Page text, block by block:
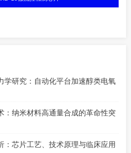
学研究：自动化平台加速醇类电氧
：纳米材料高通量合成的革命性突
：芯片工艺、技术原理与临床应用